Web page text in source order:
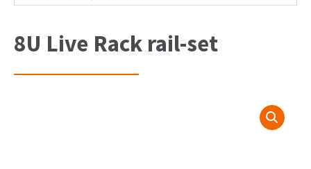
Malles
pour :
8U Live Rack rail-set